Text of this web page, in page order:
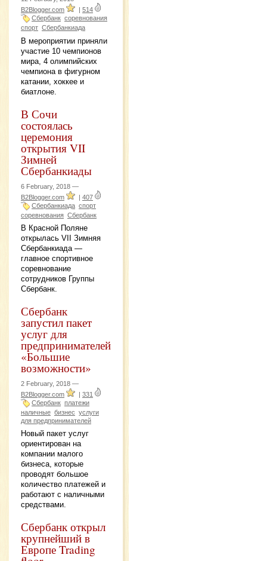
B2Blogger.com
514
Сбербанк соревнования
спорт Сбербанкиада
В мероприятии приняли
участие 10 чемпионов
мира, 4 олимпийских
чемпиона в фигурном
катании, хоккее и
биатлоне.
В Сочи
состоялась
церемония
открытия VII
Зимней
Сбербанкиады
6 February, 2018 —
B2Blogger.com
| 407
Сбербанкиада спорт
соревнования Сбербанк
В Красной Поляне
открылась VII Зимняя
Сбербанкиада —
главное спортивное
соревнование
сотрудников Группы
Сбербанк.
Сбербанк
запустил пакет
услуг для
предпринимателей
«Большие
возможности»
2 February, 2018 —
B2Blogger.com
| 331
Сбербанк платежи
наличные бизнес услуги
для предпринимателей
Новый пакет услуг
ориентирован на
компании малого
бизнеса, которые
проводят большое
количество платежей и
работают с наличными
средствами.
Сбербанк открыл
крупнейший в
Европе Trading